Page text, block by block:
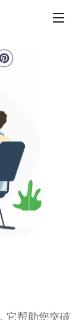
它帮助您突破